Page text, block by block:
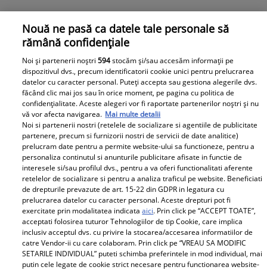
De ce a lipsit Sofia Vicoveanca de la înmormântarea lui
Benone Sinulescu
Benone Sinulescu s-a stins din viață joi, 18 noiembrie
2021, la vârsta de 84 de ani, în urma unei pneumonii de
aspirație. Solistul a fost înmormântat duminică, 21
noiembrie 2021. Interpreta de muzică populară Sofia
Vicoveanca (80 de ani) nu a putut fi prezentă la
ceremonie, însă i-a transmis un mesaj emoționant
regretatului artist.
Parteneri
Nouă ne pasă ca datele tale personale să
rămână confidențiale
Noi și partenerii noștri594stocăm și/sau accesăm informații pe
dispozitivul dvs., precum identificatorii cookie unici pentru prelucrarea
datelor cu caracter personal. Puteți accepta sau gestiona alegerile dvs.
făcând clic mai jos sau în orice moment, pe pagina cu politica de
confidențialitate. Aceste alegeri vor fi raportate partenerilor noștri și nu
vă vor afecta navigarea. Mai multe detalii
Noi si partenerii nostri (retelele de socializare si agentiile de publicitate
partenere, precum si furnizorii nostri de servicii de date analitice)
prelucram date pentru a permite website-ului sa functioneze, pentru a
personaliza continutul si anunturile publicitare afisate in functie de
interesele si/sau profilul dvs., pentru a va oferi functionalitati aferente
retelelor de socializare si pentru a analiza traficul pe website. Beneficiati
de drepturile prevazute de art. 15-22 din GDPR in legatura cu
prelucrarea datelor cu caracter personal. Aceste drepturi pot fi
exercitate prin modalitatea indicataaici. Prin click pe “ACCEPT TOATE”,
acceptati folosirea tuturor Tehnologiilor de tip Cookie, care implica
inclusiv acceptul dvs. cu privire la stocarea/accesarea informatiilor de
catre Vendor-ii cu care colaboram. Prin click pe “VREAU SA MODIFIC
SETARILE INDIVIDUAL” puteti schimba preferintele in mod individual, mai
putin cele legate de cookie strict necesare pentru functionarea website-